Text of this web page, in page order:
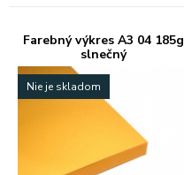
Farebný výkres A3 04 185g
slnečný
Nie je skladom